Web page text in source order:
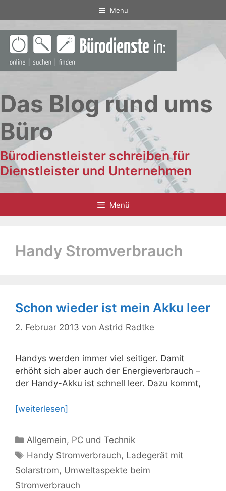
Inhalt
springen
Menu
Das Blog rund ums
Büro
Bürodienstleister schreiben für
Dienstleister und Unternehmen
Menü
Handy Stromverbrauch
Schon wieder ist mein Akku leer
2. Februar 2013 von Astrid Radtke
Handys werden immer viel seitiger. Damit
erhöht sich aber auch der Energieverbrauch –
der Handy-Akku ist schnell leer. Dazu kommt,
[weiterlesen]
Kategorien
Allgemein, PC und Technik
Schlagwörter
Handy Stromverbrauch, Ladegerät mit
Solarstrom, Umweltaspekte beim
Stromverbrauch